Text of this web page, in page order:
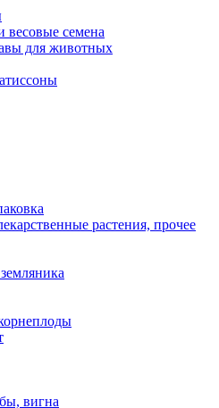
весовые семена
для животных
растения, прочее
вигна